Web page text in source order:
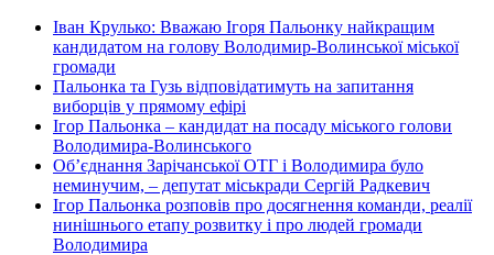
Іван Крулько: Вважаю Ігоря Пальонку найкращим
кандидатом на голову Володимир-Волинської міської
громади
Пальонка та Гузь відповідатимуть на запитання
виборців у прямому ефірі
Ігор Пальонка – кандидат на посаду міського голови
Володимира-Волинського
Об’єднання Зарічанської ОТГ і Володимира було
неминучим, – депутат міськради Сергій Радкевич
Ігор Пальонка розповів про досягнення команди, реалії
нинішнього етапу розвитку і про людей громади
Володимира